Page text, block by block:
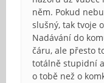
něm. Pokud
slušný, tak tvoje
Nadávání do
čáru, ale přesto
totálně stupidní
o tobě než o